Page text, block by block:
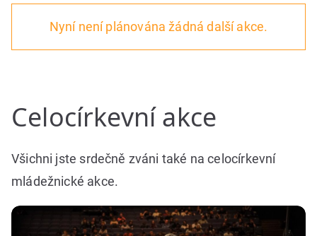
Nyní není plánována žádná další akce.
Celocírkevní akce
Všichni jste srdečně zváni také na celocírkevní
mládežnické akce.